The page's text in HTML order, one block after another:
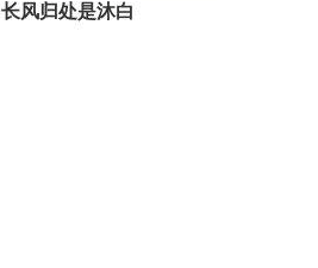
长风归处是沐白